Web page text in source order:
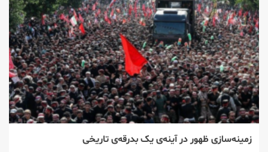
زمینه‌سازی ظهور در آینه‌ی یک بدرقه‌ی تاریخی